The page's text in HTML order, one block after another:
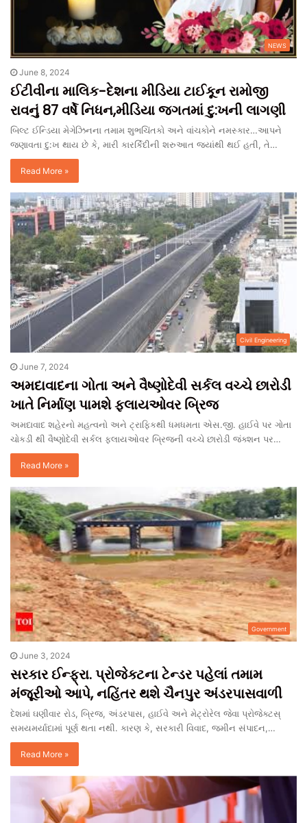
NEWS
June 8, 2024
ઈટીવીના માલિક-દેશના મીડિયા ટાઈકૂન રામોજી
રાવનું 87 વર્ષે નિધન,મીડિયા જગતમાં દુ:ખની લાગણી
બિલ્ટ ઈન્ડિયા મેગેઝિનના તમામ શુભચિંતકો અને વાંચકોને નમસ્કાર…આપને
જણાવતા દુ:ખ થાય છે કે, મારી કારર્કિદીની શરુઆત જ્યાંથી થઈ હતી, તે…
Read More »
Civil Engineering
June 7, 2024
અમદાવાદના ગોતા અને વૈષ્ણોદેવી સર્કલ વચ્ચે છારોડી
ખાતે નિર્માણ પામશે ફ્લાયઓવર બ્રિજ
અમદાવાદ શહેરનો મહત્વનો અને ટ્રાફિકથી ધમધમતા એસ.જી. હાઈવે પર ગોતા
ચોકડી થી વૈષ્ણોદેવી સર્કલ ફ્લાયઓવર બ્રિજની વચ્ચે છારોડી જંક્શન પર…
Read More »
Government
June 3, 2024
સરકાર ઈન્ફ્રા. પ્રોજેક્ટના ટેન્ડર પહેલાં તમામ
મંજૂરીઓ આપે, નહિંતર થશે ચૈનપુર અંડરપાસવાળી
દેશમાં ઘણીવાર રોડ, બ્રિજ, અંડરપાસ, હાઈવે અને મેટ્રોરેલ જેવા પ્રોજેક્ટસ્
સમયમર્યાદામાં પૂર્ણ થતા નથી. કારણ કે, સરકારી વિવાદ, જમીન સંપાદન,…
Read More »